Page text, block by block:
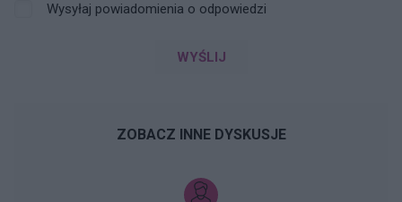
Wysyłaj powiadomienia o odpowiedzi
WYŚLIJ
ZOBACZ INNE DYSKUSJE